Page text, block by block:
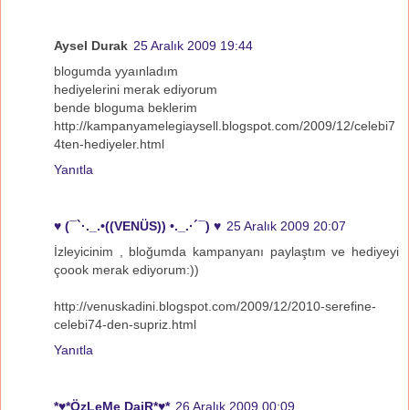
Aysel Durak 25 Aralık 2009 19:44
blogumda yyaınladım
hediyelerini merak ediyorum
bende bloguma beklerim
http://kampanyamelegiaysell.blogspot.com/2009/12/celebi7
4ten-hediyeler.html
Yanıtla
♥ (¯`·._.•((VENÜS)) •._.·´¯) ♥ 25 Aralık 2009 20:07
İzleyicinim , bloğumda kampanyanı paylaştım ve hediyeyi
çoook merak ediyorum:))
http://venuskadini.blogspot.com/2009/12/2010-serefine-
celebi74-den-supriz.html
Yanıtla
*♥*ÖzLeMe DaiR*♥* 26 Aralık 2009 00:09